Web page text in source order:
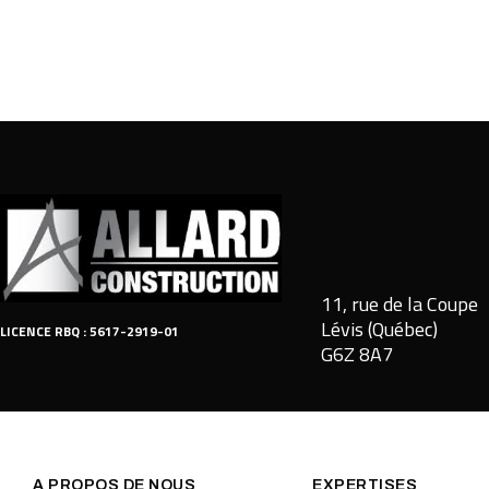
LICENCE RBQ : 5617-2919-01
11, rue de la Coupe
Lévis (Québec)
G6Z 8A7
A PROPOS DE NOUS EXPERTISES